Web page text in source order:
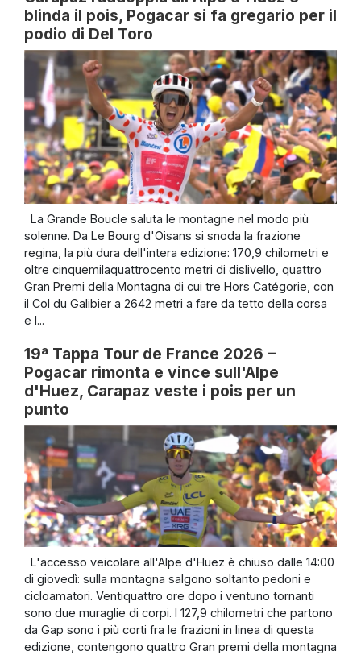
blinda il pois, Pogacar si fa gregario per il
podio di Del Toro
La Grande Boucle saluta le montagne nel modo più
solenne. Da Le Bourg d'Oisans si snoda la frazione
regina, la più dura dell'intera edizione: 170,9 chilometri e
oltre cinquemilaquattrocento metri di dislivello, quattro
Gran Premi della Montagna di cui tre Hors Catégorie, con
il Col du Galibier a 2642 metri a fare da tetto della corsa
e l...
19ª Tappa Tour de France 2026 –
Pogacar rimonta e vince sull'Alpe
d'Huez, Carapaz veste i pois per un
punto
L'accesso veicolare all'Alpe d'Huez è chiuso dalle 14:00
di giovedì: sulla montagna salgono soltanto pedoni e
cicloamatori. Ventiquattro ore dopo i ventuno tornanti
sono due muraglie di corpi. I 127,9 chilometri che partono
da Gap sono i più corti fra le frazioni in linea di questa
edizione, contengono quattro Gran premi della montagna